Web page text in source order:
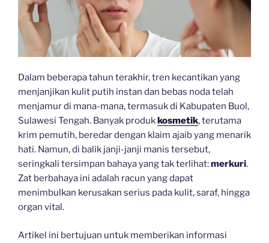
Dalam beberapa tahun terakhir, tren kecantikan yang
menjanjikan kulit putih instan dan bebas noda telah
menjamur di mana-mana, termasuk di Kabupaten Buol,
Sulawesi Tengah. Banyak produkkosmetik, terutama
krim pemutih, beredar dengan klaim ajaib yang menarik
hati. Namun, di balik janji-janji manis tersebut,
seringkali tersimpan bahaya yang tak terlihat:merkuri.
Zat berbahaya ini adalah racun yang dapat
menimbulkan kerusakan serius pada kulit, saraf, hingga
organ vital.
Artikel ini bertujuan untuk memberikan informasi